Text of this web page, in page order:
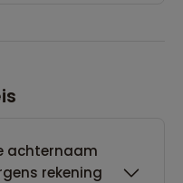
achternaam
rekening